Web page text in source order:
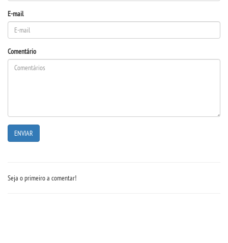
E-mail
Comentário
Seja o primeiro a comentar!